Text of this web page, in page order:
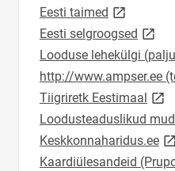
Eesti taimed link opens
Eesti selgroogsed link
Looduse lehekülgi
http://www.ampser.ee
Tiigriretk Eestimaal link
Loodusteaduslikud
Keskkonnaharidus.ee
Kaardiülesandeid